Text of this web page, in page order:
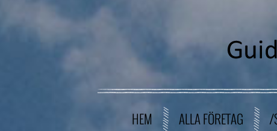
HEM ALLA FÖRETAG /